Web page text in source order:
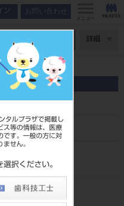
タルプラザで掲載し
ス等の情報は、医療
です。一般の方に対
せん。
択ください。
ン お問い合わせ
メニュー
詳細
フロー DB
DB
204510815DB
JAN/EANコード